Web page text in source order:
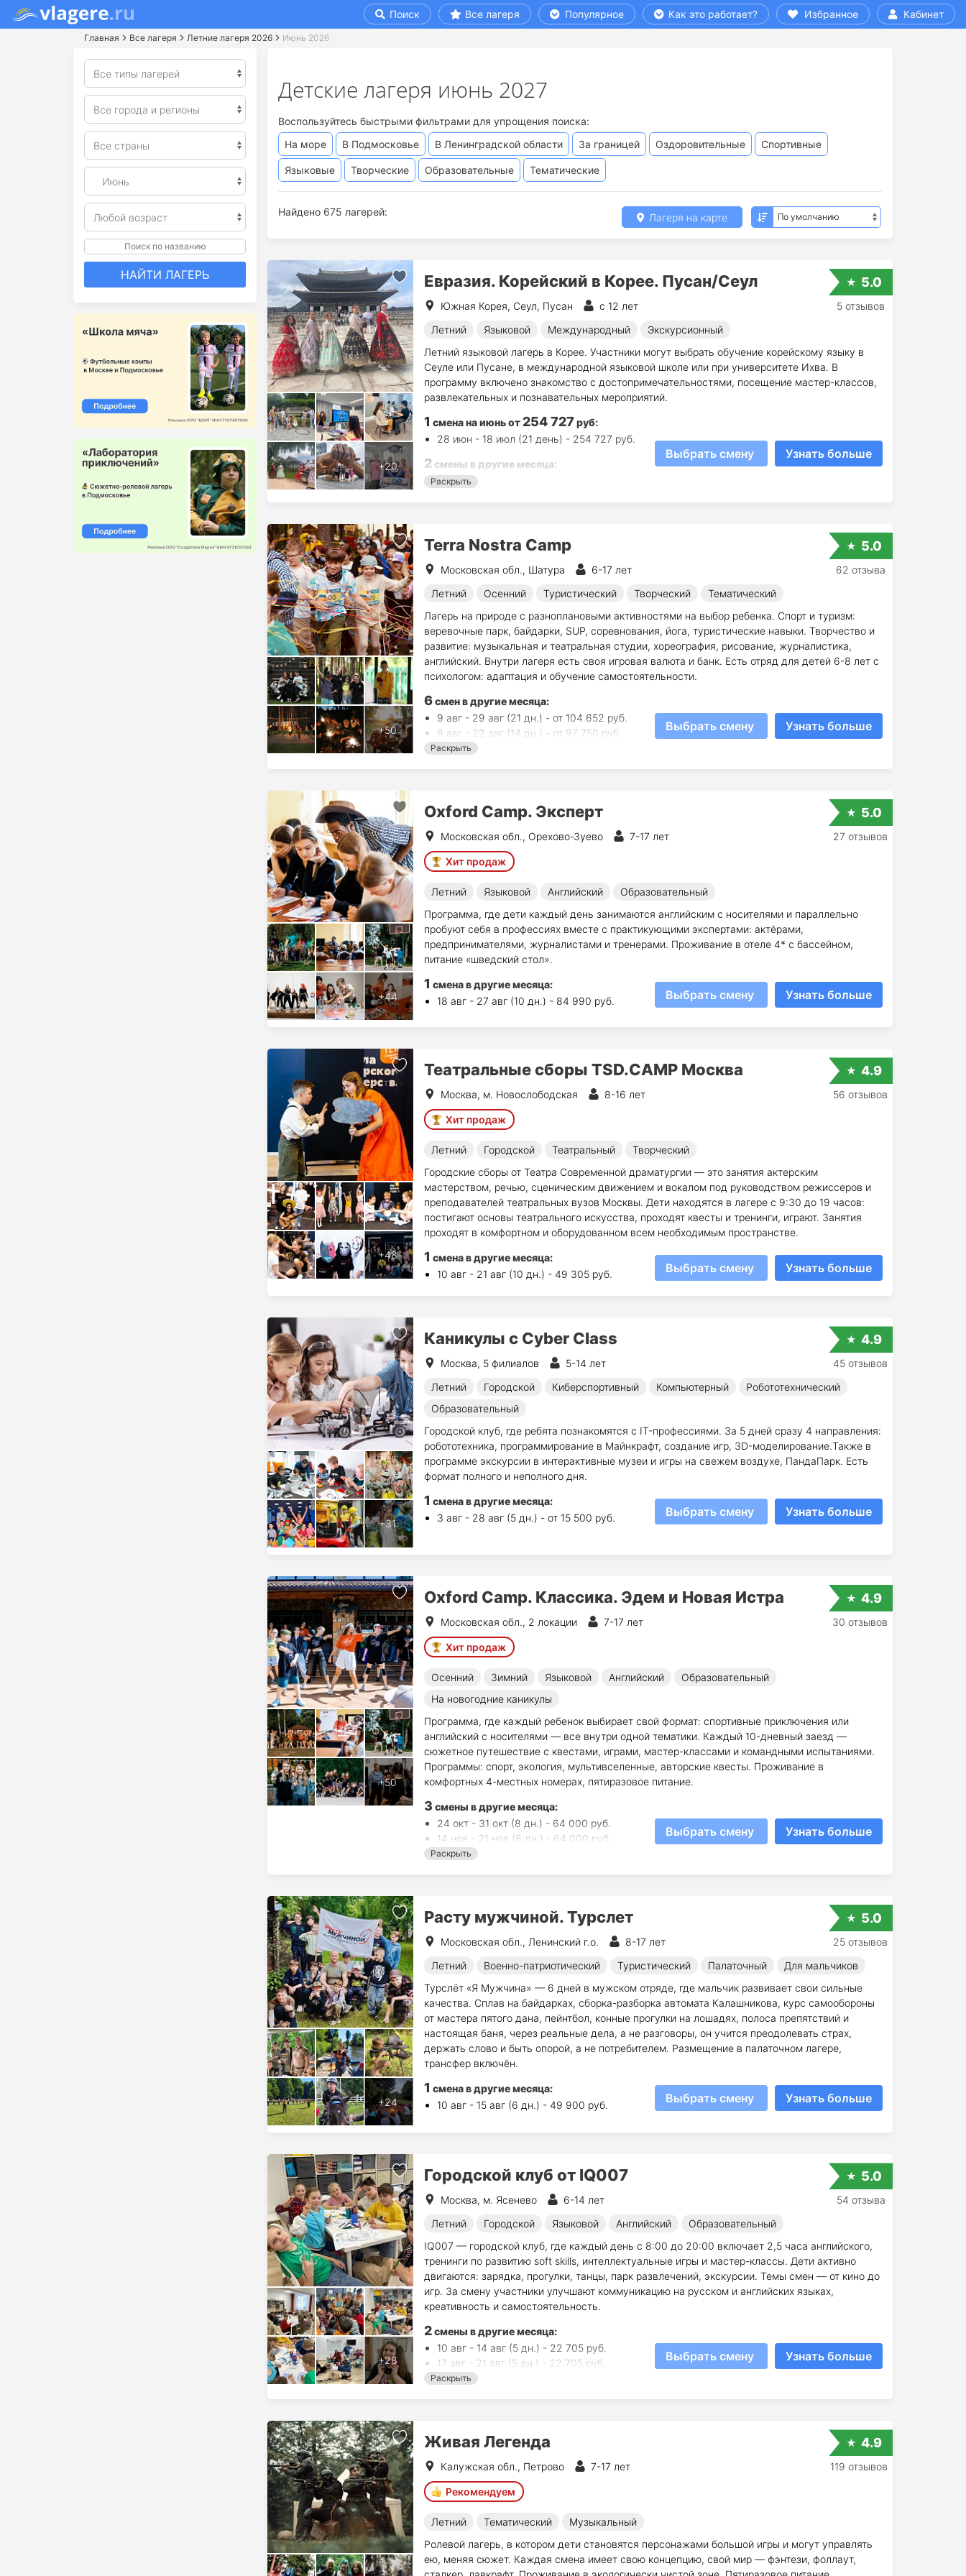
Поиск Все лагеря Популярное Как это работает? Избранное Кабинет
Главная Все лагеря Летние лагеря 2026 Июнь 2026
Поиск по названию
НАЙТИ ЛАГЕРЬ
Детские лагеря июнь 2027
Воспользуйтесь быстрыми фильтрами для упрощения поиска:
На море
В Подмосковье В Ленинградской области За границей Оздоровительные Спортивные
Языковые Творческие Образовательные Тематические
Найдено 675 лагерей: Лагеря на карте
Евразия. Корейский в Корее. Пусан/Сеул
Южная Корея, Сеул, Пусан
с 12 лет
Летний
Языковой Международный
Экскурсионный
Летний языковой лагерь в Корее. Участники могут выбрать обучение корейскому языку в
Сеуле или Пусане, в международной языковой школе или при университете Ихва. В
программу включено знакомство с достопримечательностями, посещение мастер-классов,
развлекательных и познавательных мероприятий.
1 смена на июньот254 727 руб:
28 июн - 18 июл (21 день) - 254 727 руб.
2 смены в другие месяца:
4 июл - 25 июл (22 дн.) - 246 510 руб.
Раскрыть
Выбрать смену Узнать больше
5.0
5 отзывов
Terra Nostra Camp
Московская обл., Шатура
6-17 лет
Летний
Осенний Туристический Творческий
Тематический
Лагерь на природе с разноплановыми активностями на выбор ребенка. Спорт и туризм:
веревочные парк, байдарки, SUP, соревнования, йога, туристические навыки. Творчество и
развитие: музыкальная и театральная студии, хореография, рисование, журналистика,
английский. Внутри лагеря есть своя игровая валюта и банк. Есть отряд для детей 6-8 лет с
психологом: адаптация и обучение самостоятельности.
6смен в другие месяца:
9 авг - 29 авг (21 дн.) - от 104 652 руб.
9 авг - 22 авг (14 дн.) - от 97 750 руб.
20 авг - 29 авг (10 дн.) - от 69 200 руб.
Раскрыть
Выбрать смену Узнать больше
5.0
62 отзыва
Oxford Camp. Эксперт
Московская обл., Орехово-Зуево 7-17 лет
Хит продаж
Летний Языковой Английский
Образовательный
Программа, где дети каждый день занимаются английским с носителями и параллельно
пробуют себя в профессиях вместе с практикующими экспертами: актёрами,
предпринимателями, журналистами и тренерами. Проживание в отеле 4* с бассейном,
питание «шведский стол».
1 смена в другие месяца:
18 авг - 27 авг (10 дн.) - 84 990 руб.
Выбрать смену Узнать больше
5.0
27 отзывов
Театральные сборы TSD.CAMP Москва
Москва, м. Новослободская 8-16 лет
Хит продаж
Летний Городской Театральный
Творческий
Городские сборы от Театра Современной драматургии — это занятия актерским
мастерством, речью, сценическим движением и вокалом под руководством режиссеров и
преподавателей театральных вузов Москвы. Дети находятся в лагере с 9:30 до 19 часов:
постигают основы театрального искусства, проходят квесты и тренинги, играют. Занятия
проходят в комфортном и оборудованном всем необходимым пространстве.
1 смена в другие месяца:
10 авг - 21 авг (10 дн.) - 49 305 руб.
Выбрать смену Узнать больше
4.9
56 отзывов
Каникулы с Cyber Class
Москва, 5 филиалов
5-14 лет
Летний
Городской Киберспортивный Компьютерный
Робототехнический
Образовательный
Городской клуб, где ребята познакомятся с IT-профессиями. За 5 дней сразу 4 направления:
робототехника, программирование в Майнкрафт, создание игр, 3D-моделирование.Также в
программе экскурсии в интерактивные музеи и игры на свежем воздухе, ПандаПарк. Есть
формат полного и неполного дня.
1 смена в другие месяца:
3 авг - 28 авг (5 дн.) - от 15 500 руб.
Выбрать смену Узнать больше
4.9
45 отзывов
Oxford Camp. Классика. Эдем и Новая Истра
Московская обл., 2 локации 7-17 лет
Хит продаж
Осенний Зимний Языковой Английский
Образовательный
На новогодние каникулы
Программа, где каждый ребенок выбирает свой формат: спортивные приключения или
английский с носителями — все внутри одной тематики. Каждый 10-дневный заезд —
сюжетное путешествие с квестами, играми, мастер-классами и командными испытаниями.
Программы: спорт, экология, мультивселенные, авторские квесты. Проживание в
комфортных 4-местных номерах, пятиразовое питание.
3 смены в другие месяца:
24 окт - 31 окт (8 дн.) - 64 000 руб.
14 ноя - 21 ноя (8 дн.) - 64 000 руб.
2 янв - 9 янв (8 дн.) - 64 000 руб.
Раскрыть
Выбрать смену Узнать больше
4.9
30 отзывов
Расту мужчиной. Турслет
Московская обл., Ленинский г.о.
8-17 лет
Летний
Военно-патриотический Туристический Палаточный
Для мальчиков
Турслёт «Я Мужчина» — 6 дней в мужском отряде, где мальчик развивает свои сильные
качества. Сплав на байдарках, сборка-разборка автомата Калашникова, курс самообороны
от мастера пятого дана, пейнтбол, конные прогулки на лошадях, полоса препятствий и
настоящая баня, через реальные дела, а не разговоры, он учится преодолевать страх,
держать слово и быть опорой, а не потребителем. Размещение в палаточном лагере,
трансфер включён.
1 смена в другие месяца:
10 авг - 15 авг (6 дн.) - 49 900 руб.
Выбрать смену Узнать больше
5.0
25 отзывов
Городской клуб от IQ007
Москва, м. Ясенево
6-14 лет
Летний
Городской Языковой Английский
Образовательный
IQ007 — городской клуб, где каждый день с 8:00 до 20:00 включает 2,5 часа английского,
тренинги по развитию soft skills, интеллектуальные игры и мастер-классы. Дети активно
двигаются: зарядка, прогулки, танцы, парк развлечений, экскурсии. Темы смен — от кино до
игр. За смену участники улучшают коммуникацию на русском и английских языках,
креативность и самостоятельность.
2смены в другие месяца:
10 авг - 14 авг (5 дн.) - 22 705 руб.
17 авг - 21 авг (5 дн.) - 22 705 руб.
Раскрыть
Выбрать смену Узнать больше
5.0
54 отзыва
Живая Легенда
Калужская обл., Петрово 7-17 лет
Рекомендуем
Летний Тематический
Музыкальный
Ролевой лагерь, в котором дети становятся персонажами большой игры и могут управлять
ею, меняя сюжет. Каждая смена имеет свою концепцию, свой мир — фэнтези, фоллаут,
4.9
119 отзывов